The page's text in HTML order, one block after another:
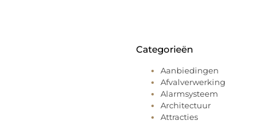
Categorieën
Aanbiedingen
Afvalverwerking
Alarmsysteem
Architectuur
Attracties